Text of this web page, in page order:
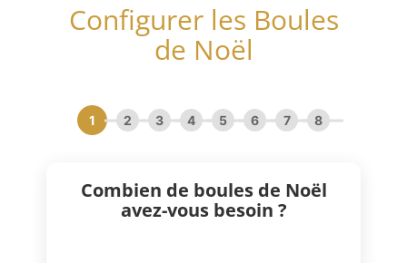
Configurer les Boules
de Noël
1 2 3 4 5 6 7 8
Combien de boules de Noël
avez-vous besoin ?